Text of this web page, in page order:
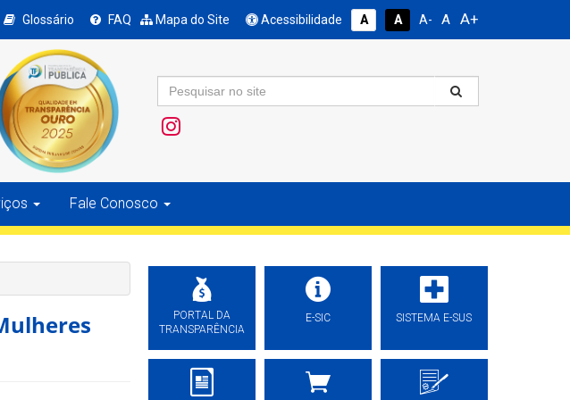
Glossário FAQ Mapa do Site Acessibilidade A A A- A A+
Fale Conosco
PORTAL DA
TRANSPARÊNCIA
E-SIC SISTEMA E-SUS